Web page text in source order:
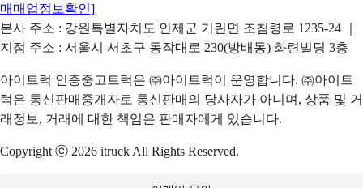
매매업정보확인]
본사 주소 : 강원특별자치도 인제군 기린면 조침령로 1235-24 ｜
지점 주소 : 서울시 서초구 동작대로 230(방배동) 화련빌딩 3층
아이트럭 인증중고트럭은 ㈜아이트럭이 운영합니다. ㈜아이트
럭은 통신판매중개자로 통신판매의 당사자가 아니며, 상품 및 거
래정보, 거래에 대한 책임은 판매자에게 있습니다.
Copyright ⓒ 2026 itruck All Rights Reserved.